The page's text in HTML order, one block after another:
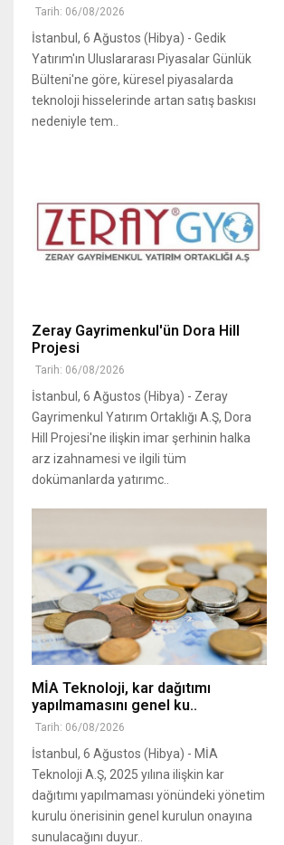
Tarih: 06/08/2026
İstanbul, 6 Ağustos (Hibya) - Gedik
Yatırım'ın Uluslararası Piyasalar Günlük
Bülteni'ne göre, küresel piyasalarda
teknoloji hisselerinde artan satış baskısı
nedeniyle tem..
Zeray Gayrimenkul'ün Dora Hill
Projesi
Tarih: 06/08/2026
İstanbul, 6 Ağustos (Hibya) - Zeray
Gayrimenkul Yatırım Ortaklığı A.Ş, Dora
Hill Projesi'ne ilişkin imar şerhinin halka
arz izahnamesi ve ilgili tüm
dokümanlarda yatırımc..
MİA Teknoloji, kar dağıtımı
yapılmamasını genel ku..
Tarih: 06/08/2026
İstanbul, 6 Ağustos (Hibya) - MİA
Teknoloji A.Ş, 2025 yılına ilişkin kar
dağıtımı yapılmaması yönündeki yönetim
kurulu önerisinin genel kurulun onayına
sunulacağını duyur..